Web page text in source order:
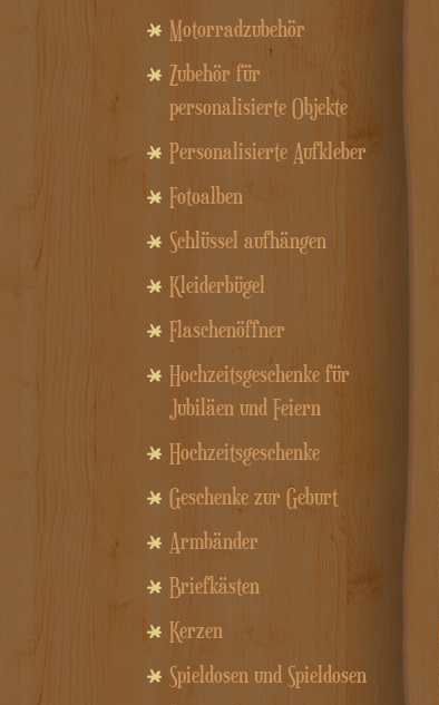
Motorradzubehör
Zubehör für
personalisierte Objekte
Personalisierte Aufkleber
Fotoalben
Schlüssel aufhängen
Kleiderbügel
Flaschenöffner
Hochzeitsgeschenke für
Jubiläen und Feiern
Hochzeitsgeschenke
Geschenke zur Geburt
Armbänder
Briefkästen
Kerzen
Spieldosen und Spieldosen